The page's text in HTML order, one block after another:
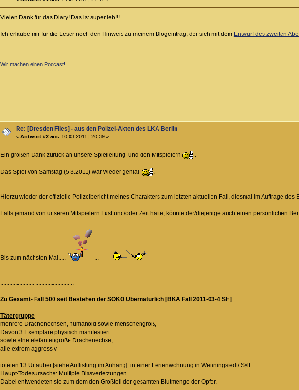
Vielen Dank für das Diary! Das ist superlieb!!!
Ich erlaube mir für die Leser noch den Hinweis zu meinem Blogeintrag, der sich mit dem Entwurf des zweiten
Wir machen einen Podcast!
Re: [Dresden Files] - aus den Polizei-Akten des LKA Berlin
«Antwort #2 am: 10.03.2011 | 20:39 »
Ein großen Dank zurück an unsere Spielleitung und den Mitspielern .
Das Spiel von Samstag (5.3.2011) war wieder genial .
Hierzu wieder der offizielle Polizeibericht meines Charakters zum letzten aktuellen Fall, diesmal im Auftrage des
Falls jemand von unseren Mitspielern Lust und/oder Zeit hätte, könnte der/diejenige auch einen persönlichen
Bis zum nächsten Mal.....
Zu Gesamt- Fall 500 seit Bestehen der SOKO Übernatürlich [BKA Fall 2011-03-4 SH]
Tätergruppe
mehrere Drachenechsen, humanoid sowie menschengroß,
Davon 3 Exemplare physisch manifestiert
sowie eine elefantengroße Drachenechse,
alle extrem aggressiv
töteten 13 Urlauber [siehe Auflistung im Anhang] in einer Ferienwohnung in Wenningstedt/ Sylt.
Haupt-Todesursache: Multiple Bissverletzungen
Dabei entwendeten sie zum dem den Großteil der gesamten Blutmenge der Opfer.